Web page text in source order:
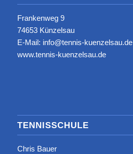
Frankenweg 9
74653 Künzelsau
E-Mail: info@tennis-kuenzelsau.de
www.tennis-kuenzelsau.de
TENNISSCHULE
Chris Bauer